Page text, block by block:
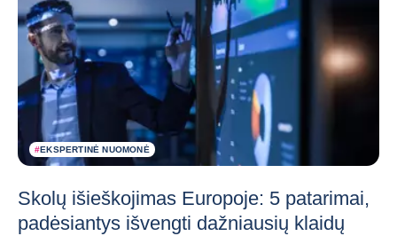
#EKSPERTINĖ NUOMONĖ
Skolų išieškojimas Europoje: 5 patarimai,
padėsiantys išvengti dažniausių klaidų